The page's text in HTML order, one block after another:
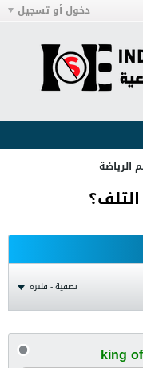
دخول أو تسجيل
الرياضة
تصفية - فلترة
king